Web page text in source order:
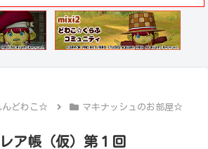
んどわこ☆ マキナッシュのお部屋☆
ア帳（仮）第１回